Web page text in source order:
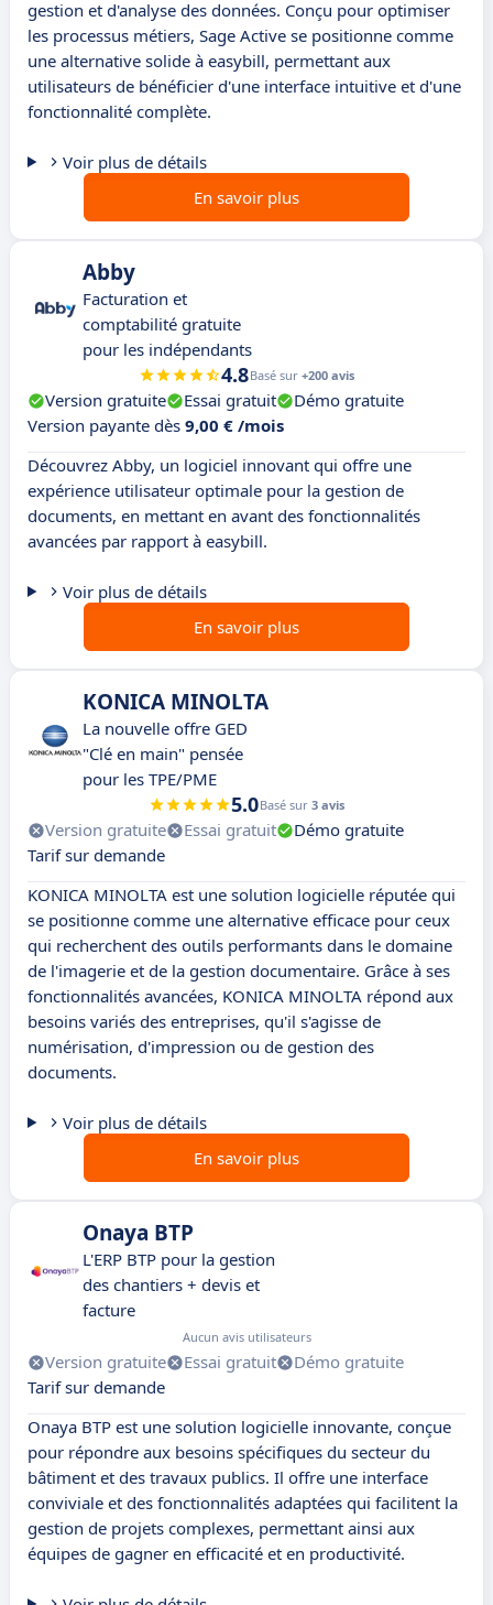
gestion et d'analyse des données. Conçu pour optimiser
les processus métiers, Sage Active se positionne comme
une alternative solide à easybill, permettant aux
utilisateurs de bénéficier d'une interface intuitive et d'une
fonctionnalité complète.
Voir plus de détails
En savoir plus
Abby
Facturation et
comptabilité gratuite
pour les indépendants
4.8Basé sur +200 avis
Version gratuite Essai gratuit
Démo gratuite
Version payante dès 9,00 € /mois
Découvrez Abby, un logiciel innovant qui offre une
expérience utilisateur optimale pour la gestion de
documents, en mettant en avant des fonctionnalités
avancées par rapport à easybill.
Voir plus de détails
En savoir plus
KONICA MINOLTA
La nouvelle offre GED
"Clé en main" pensée
pour les TPE/PME
5.0Basé sur 3 avis
Version gratuite Essai gratuit
Démo gratuite
Tarif sur demande
KONICA MINOLTA est une solution logicielle réputée qui
se positionne comme une alternative efficace pour ceux
qui recherchent des outils performants dans le domaine
de l'imagerie et de la gestion documentaire. Grâce à ses
fonctionnalités avancées, KONICA MINOLTA répond aux
besoins variés des entreprises, qu'il s'agisse de
numérisation, d'impression ou de gestion des
documents.
Voir plus de détails
En savoir plus
Onaya BTP
L'ERP BTP pour la gestion
des chantiers + devis et
facture
Aucun avis utilisateurs
Version gratuite Essai gratuit
Démo gratuite
Tarif sur demande
Onaya BTP est une solution logicielle innovante, conçue
pour répondre aux besoins spécifiques du secteur du
bâtiment et des travaux publics. Il offre une interface
conviviale et des fonctionnalités adaptées qui facilitent la
gestion de projets complexes, permettant ainsi aux
équipes de gagner en efficacité et en productivité.